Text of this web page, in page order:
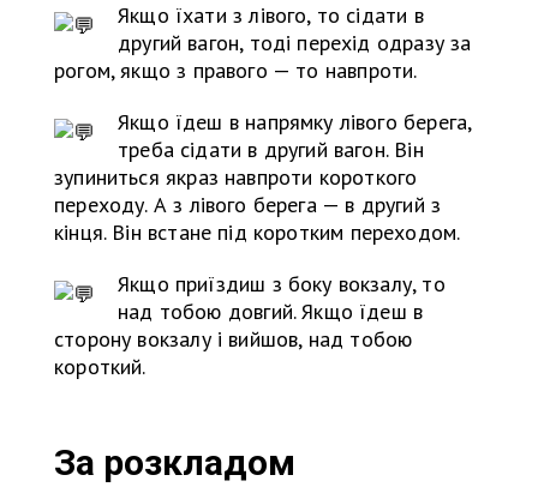
Якщо їхати з лівого, то сідати в
другий вагон, тоді перехід одразу за
рогом, якщо з правого — то навпроти.
Якщо їдеш в напрямку лівого берега,
треба сідати в другий вагон. Він
зупиниться якраз навпроти короткого
переходу. А з лівого берега — в другий з
кінця. Він встане під коротким переходом.
Якщо приїздиш з боку вокзалу, то
над тобою довгий. Якщо їдеш в
сторону вокзалу і вийшов, над тобою
короткий.
За розкладом